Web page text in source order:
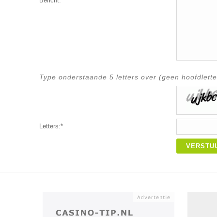
Type onderstaande 5 letters over (geen
Letters:*